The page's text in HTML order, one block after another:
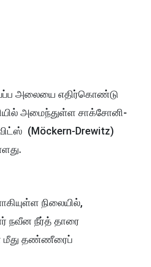
அலையை எதிர்கொண்டு
அமைந்துள்ள சாக்சோனி-
(Möckern-Drewitz)
நிலையில்,
நவீன நீர்த் தாரை
மீது தண்ணீரைப்